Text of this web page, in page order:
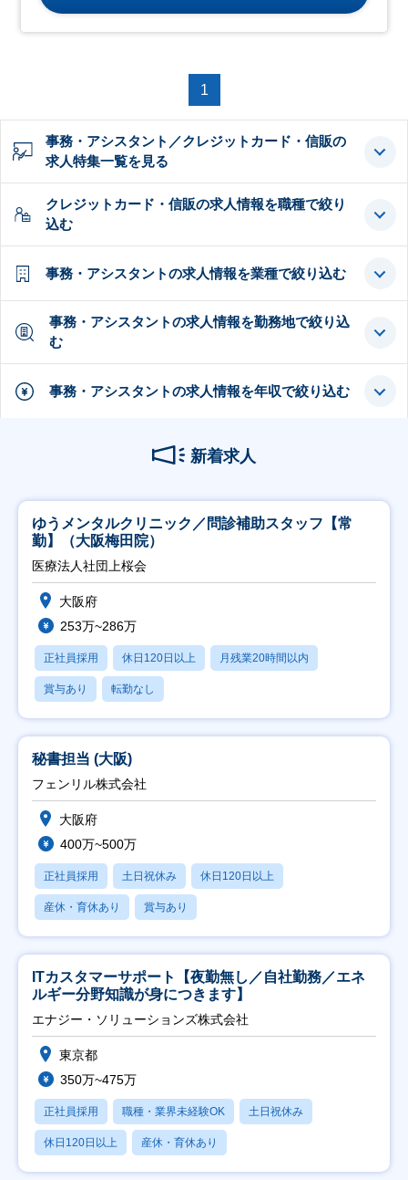
1
事務・アシスタント／クレジットカード・信販の
求人特集一覧を見る
クレジットカード・信販の求人情報を職種で絞り
込む
事務・アシスタントの求人情報を業種で絞り込む
事務・アシスタントの求人情報を勤務地で絞り込
む
事務・アシスタントの求人情報を年収で絞り込む
新着求人
ゆうメンタルクリニック／問診補助スタッフ【常
勤】（大阪梅田院）
医療法人社団上桜会
大阪府
253万~286万
正社員採用 休日120日以上 月残業20時間以内
賞与あり 転勤なし
秘書担当 (大阪)
フェンリル株式会社
大阪府
400万~500万
正社員採用 土日祝休み 休日120日以上
産休・育休あり 賞与あり
ITカスタマーサポート【夜勤無し／自社勤務／エネ
ルギー分野知識が身につきます】
エナジー・ソリューションズ株式会社
東京都
350万~475万
正社員採用 職種・業界未経験OK 土日祝休み
休日120日以上 産休・育休あり